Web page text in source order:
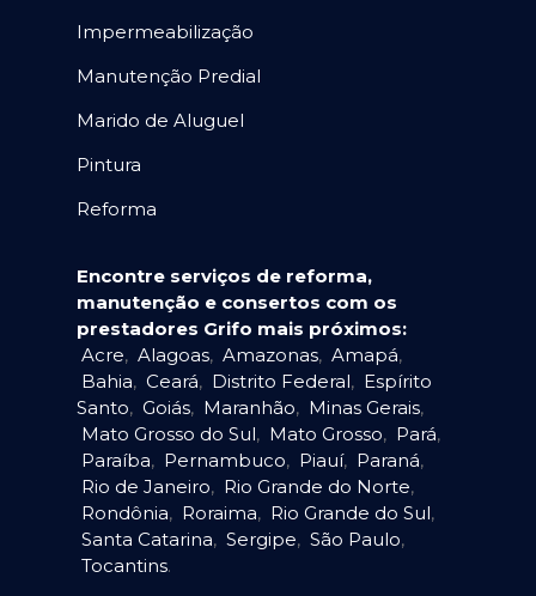
Impermeabilização
Manutenção Predial
Marido de Aluguel
Pintura
Reforma
Encontre serviços de reforma,
manutenção e consertos com os
prestadores Grifo mais próximos:
Acre, Alagoas, Amazonas, Amapá,
Bahia, Ceará, Distrito Federal, Espírito
Santo, Goiás, Maranhão, Minas Gerais,
Mato Grosso do Sul, Mato Grosso, Pará,
Paraíba, Pernambuco, Piauí, Paraná,
Rio de Janeiro, Rio Grande do Norte,
Rondônia, Roraima, Rio Grande do Sul,
Santa Catarina, Sergipe, São Paulo,
Tocantins.